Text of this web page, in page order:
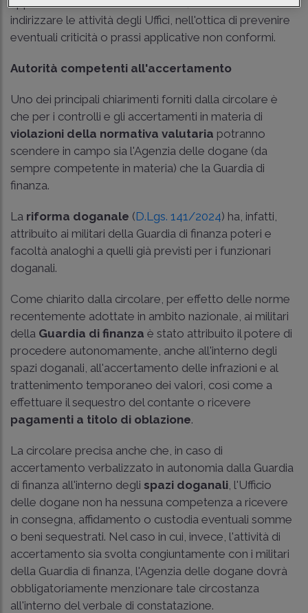
indirizzare le attività degli Uffici, nell'ottica di prevenire
eventuali criticità o prassi applicative non conformi.
Autorità competenti all'accertamento
Uno dei principali chiarimenti forniti dalla circolare è
che per i controlli e gli accertamenti in materia di
violazioni della normativa valutaria potranno
scendere in campo sia l'Agenzia delle dogane (da
sempre competente in materia) che la Guardia di
finanza.
La riforma doganale (D.Lgs. 141/2024) ha, infatti,
attribuito ai militari della Guardia di finanza poteri e
facoltà analoghi a quelli già previsti per i funzionari
doganali.
Come chiarito dalla circolare, per effetto delle norme
recentemente adottate in ambito nazionale, ai militari
della Guardia di finanza è stato attribuito il potere di
procedere autonomamente, anche all'interno degli
spazi doganali, all'accertamento delle infrazioni e al
trattenimento temporaneo dei valori, così come a
effettuare il sequestro del contante o ricevere
pagamenti a titolo di oblazione.
La circolare precisa anche che, in caso di
accertamento verbalizzato in autonomia dalla Guardia
di finanza all'interno degli spazi doganali , l'Ufficio
delle dogane non ha nessuna competenza a ricevere
in consegna, affidamento o custodia eventuali somme
o beni sequestrati. Nel caso in cui, invece, l'attività di
accertamento sia svolta congiuntamente con i militari
della Guardia di finanza, l'Agenzia delle dogane dovrà
obbligatoriamente menzionare tale circostanza
all'interno del verbale di constatazione.